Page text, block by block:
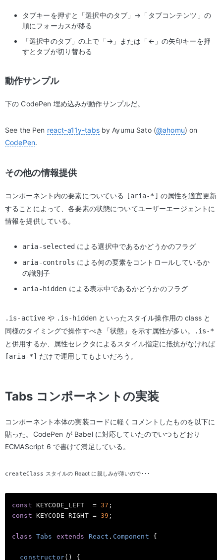
タブキーを押すと「選択中のタブ」→「タブコンテンツ」の
順にフォーカスが移る
「選択中のタブ」の上で「→」または「←」の矢印キーを押
すとタブが切り替わる
動作サンプル
下の CodePen 埋め込みが動作サンプルだ。
See the Pen react-a11y-tabsby Ayumu Sato (@ahomu) on
CodePen.
その他の情報提供
コンポーネント内の要素についている [aria-*] の属性を適宜更新
することによって、各要素の状態についてユーザーエージェントに
情報を提供している。
aria-selectedによる選択中であるかどうかのフラグ
aria-controls による何の要素をコントロールしているか
の識別子
aria-hidden による表示中であるかどうかのフラグ
.is-active や .is-hidden といったスタイル操作用の class と
同様のタイミングで操作すべき「状態」を示す属性が多い。
.is-*
と併用するか、属性セレクタによるスタイル指定に抵抗がなければ
[aria-*] だけで運用してもよいだろう。
Tabs コンポーネントの実装
コンポーネント本体の実装コードに軽くコメントしたものを以下に
貼った。CodePen が Babel に対応していたのでいつもどおり
ECMAScript 6 で書けて満足している。
createClass スタイルの React に親しみが薄いので･･･
const KEYCODE_LEFT  = 37
const KEYCODE_RIGHT = 39 ;
class Tabs extends React . Component {
constructor( ) {